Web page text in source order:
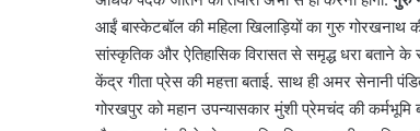
आईं बास्केटबॉल की महिला खिलाड़ियों का गुरु गोरखनाथ
सांस्कृतिक और ऐतिहासिक विरासत से समृद्ध धरा बताने
केंद्र गीता प्रेस की महत्ता बताई. साथ ही अमर सेनानी
गोरखपुर को महान उपन्यासकार मुंशी प्रेमचंद की
रूट
तैयार,
नोएडा-
गाजियाबाद
से
August 8, 2026
नमो भारत का
नोएडा-
तक दौड़ेगी रैपिड